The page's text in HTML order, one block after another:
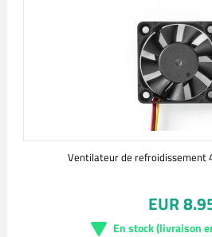
Ventilateur de refroidissement
EUR
En stock (livraison